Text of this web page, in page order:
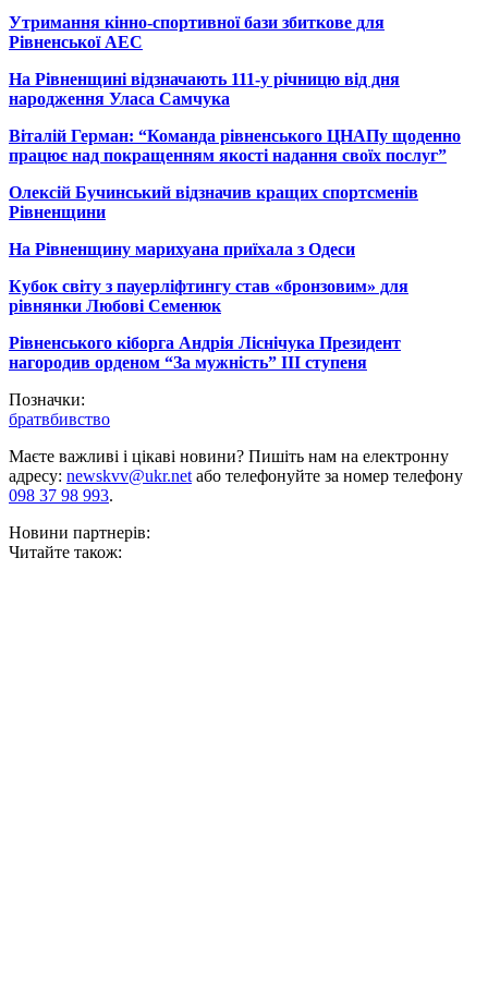
Утримання кінно-спортивної бази збиткове для
Рівненської АЕС
На Рівненщині відзначають 111-у річницю від дня
народження Уласа Самчука
Віталій Герман: “Команда рівненського ЦНАПу щоденно
працює над покращенням якості надання своїх послуг”
Олексій Бучинський відзначив кращих спортсменів
Рівненщини
На Рівненщину марихуана приїхала з Одеси
Кубок світу з пауерліфтингу став «бронзовим» для
рівнянки Любові Семенюк
Рівненського кіборга Андрія Ліснічука Президент
нагородив орденом “За мужність” ІІІ ступеня
Позначки:
братвбивство
Маєте важливі і цікаві новини? Пишіть нам на електронну
адресу: newskvv@ukr.netабо телефонуйте за номер телефону
098 37 98 993.
Новини партнерів:
Читайте також: